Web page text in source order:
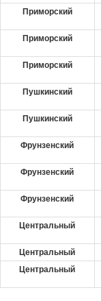
Приморский
Приморский
Приморский
Пушкинский
Пушкинский
Фрунзенский
Фрунзенский
Фрунзенский
Центральный
Центральный
Центральный